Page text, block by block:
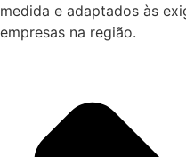
medida e adaptados às
empresas na região.